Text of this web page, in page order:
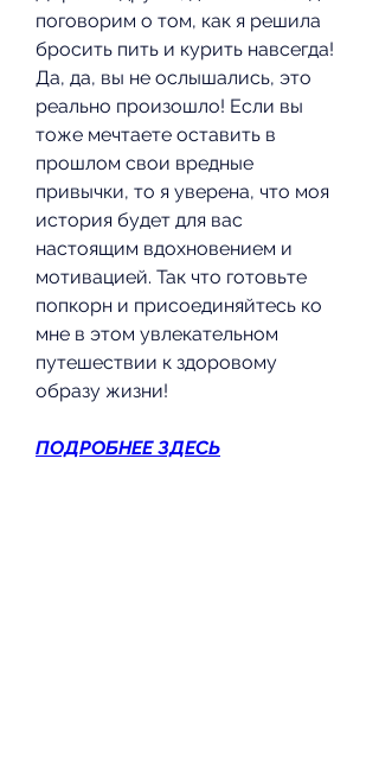
поговорим о том, как я решила
бросить пить и курить навсегда!
Да, да, вы не ослышались, это
реально произошло! Если вы
тоже мечтаете оставить в
прошлом свои вредные
привычки, то я уверена, что моя
история будет для вас
настоящим вдохновением и
мотивацией. Так что готовьте
попкорн и присоединяйтесь ко
мне в этом увлекательном
путешествии к здоровому
образу жизни!
ПОДРОБНЕЕ ЗДЕСЬ